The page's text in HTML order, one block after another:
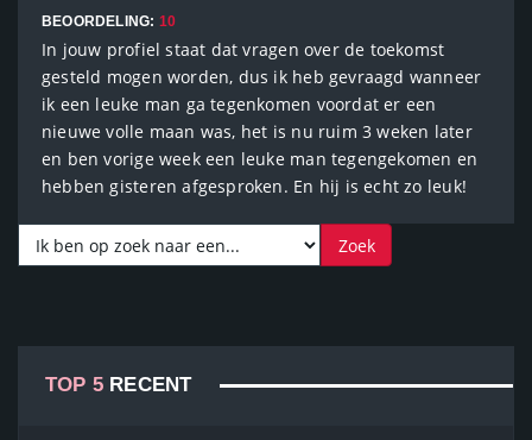
BEOORDELING: 10
In jouw profiel staat dat vragen over de toekomst
gesteld mogen worden, dus ik heb gevraagd wanneer
ik een leuke man ga tegenkomen voordat er een
nieuwe volle maan was, het is nu ruim 3 weken later
en ben vorige week een leuke man tegengekomen en
hebben gisteren afgesproken. En hij is echt zo leuk!
TOP 5 RECENT